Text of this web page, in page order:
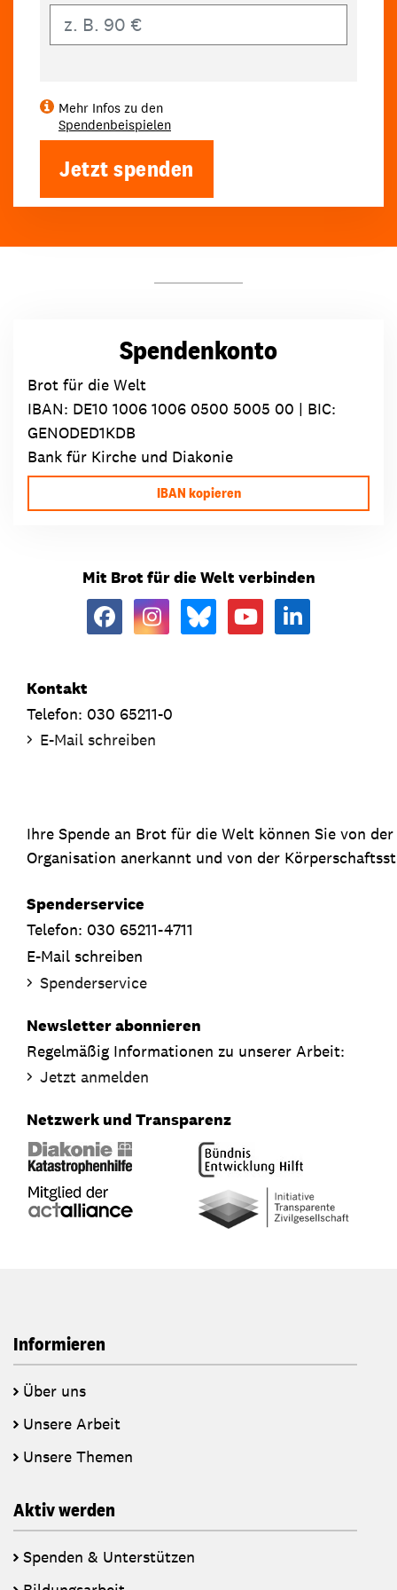
Mehr Infos zu den
Spendenbeispielen
Jetzt spenden
Spendenkonto
Brot für die Welt
IBAN: DE10 1006 1006 0500 5005 00 | BIC:
GENODED1KDB
Bank für Kirche und Diakonie
IBAN kopieren
Mit Brot für die Welt verbinden
Kontakt
Telefon: 030 65211-0
E-Mail schreiben
Ihre Spende an Brot für die Welt können Sie von
Organisation anerkannt und von der
Spenderservice
Telefon: 030 65211-4711
E-Mail schreiben
Spenderservice
Newsletter abonnieren
Regelmäßig Informationen zu unserer Arbeit:
Jetzt anmelden
Netzwerk und Transparenz
Informieren
Über uns
Unsere Arbeit
Unsere Themen
Aktiv werden
Spenden & Unterstützen